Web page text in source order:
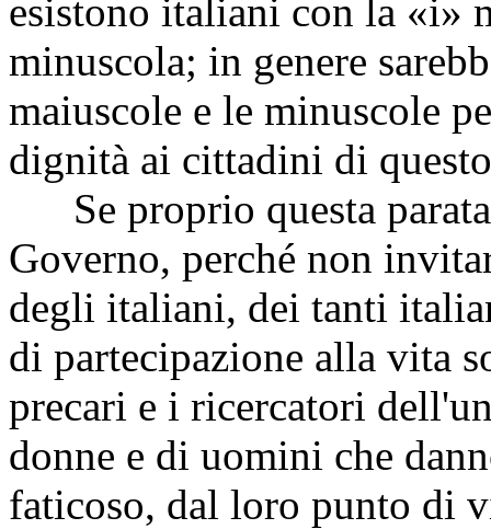
esistono italiani con la «i»
minuscola; in genere
maiuscole e le minuscole
dignità ai cittadini di questo
Se proprio questa
Governo, perché non
degli italiani, dei tanti
di partecipazione alla vita
precari e i ricercatori
donne e di uomini che
faticoso, dal loro punto di